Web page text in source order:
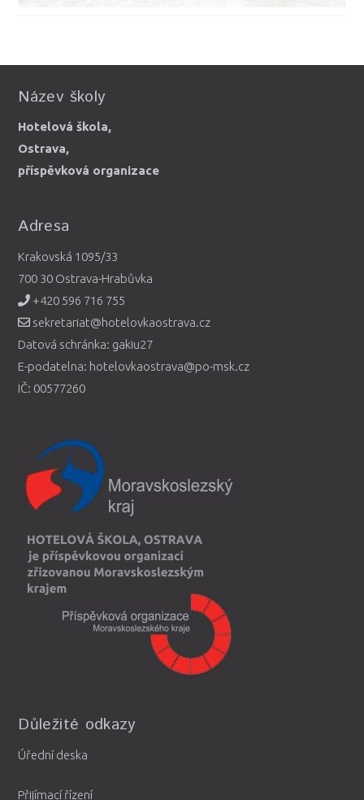
Název školy
Hotelová škola,
Ostrava,
příspěvková organizace
Adresa
Krakovská 1095/33
700 30 Ostrava-Hrabůvka
+420 596 716 755
sekretariat@hotelovkaostrava.cz
Datová schránka: gakiu27
E-podatelna: hotelovkaostrava@po-msk.cz
IČ: 00577260
Důležité odkazy
Úřední deska
Přijímací řízení